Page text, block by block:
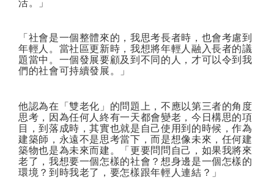
活。」
「社會是一個整體來的，我思考長者時，也會考慮到
年輕人。當社區更新時，我想將年輕人融入長者的議
題當中。一個發展要顧及到不同的人，才可以令到我
們的社會可持續發展。」
他認為在「雙老化」的問題上，不應以第三者的角度
思考，因為任何人終有一天都會變老，今日構思的項
目，到落成時，其實也就是自己使用到的時候，作為
建築師，永遠不是思考當下，而是想像未來，任何建
築物也是為未來而建。「更要問問自己，如果我將來
老了，我想要一個怎樣的社會？想身邊是一個怎樣的
環境？到時我老了，要怎樣跟年輕人連結？」